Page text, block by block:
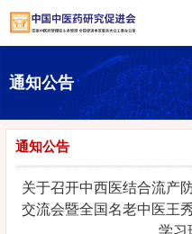
通知公告
通知公告
关于召开中西医结合流产
交流会暨全国名老中医王